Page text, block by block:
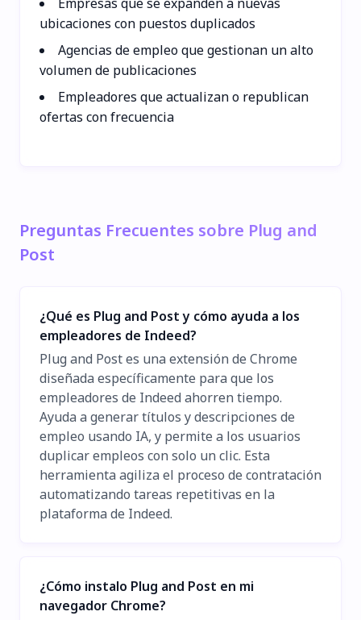
ubicaciones con puestos duplicados
Agencias de empleo que gestionan un alto
volumen de publicaciones
Empleadores que actualizan o republican
ofertas con frecuencia
Preguntas Frecuentes sobre Plug and
Post
¿Qué es Plug and Post y cómo ayuda a los
empleadores de Indeed?
Plug and Post es una extensión de Chrome
diseñada específicamente para que los
empleadores de Indeed ahorren tiempo.
Ayuda a generar títulos y descripciones de
empleo usando IA, y permite a los usuarios
duplicar empleos con solo un clic. Esta
herramienta agiliza el proceso de contratación
automatizando tareas repetitivas en la
plataforma de Indeed.
¿Cómo instalo Plug and Post en mi
navegador Chrome?